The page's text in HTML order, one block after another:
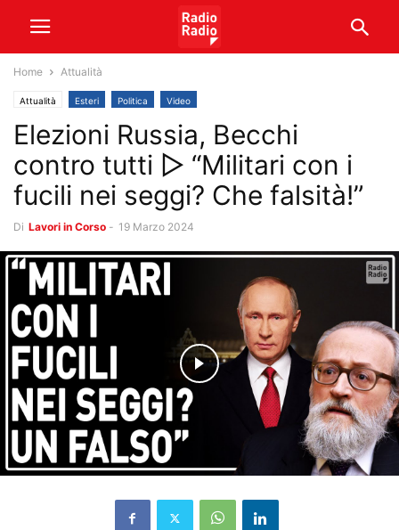
Home Attualità
Attualità Esteri Politica Video
Elezioni Russia, Becchi
contro tutti ▷ “Militari con i
fucili nei seggi? Che falsità!”
Di Lavori in Corso - 19 Marzo 2024